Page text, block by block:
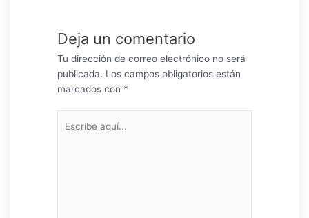
Deja un comentario
Tu dirección de correo electrónico no será
publicada. Los campos obligatorios están
marcados con *
aquí...